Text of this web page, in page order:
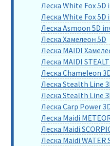
Леска White Fox 5D
Леска White Fox 5D
Леска Asmoon 5D
Леска Хамелеон 5D
Леска MAIDI
Леска MAIDI
Леска Chameleon
Леска Stealth Line
Леска Stealth Line
Леска Carp Power
Леска Maidi
Леска Maidi
Леска Maidi WATER